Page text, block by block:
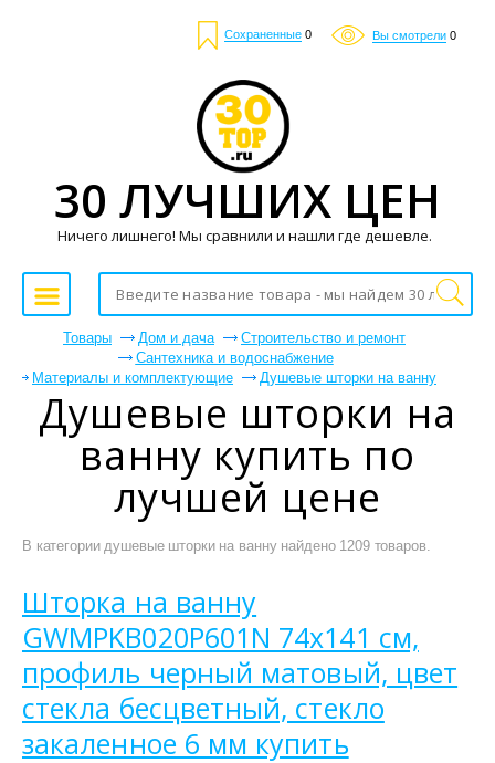
Сохраненные 0 Вы смотрели 0
Товары Дом и дача
Строительство и ремонт
Сантехника и водоснабжение
Материалы и комплектующие
Душевые шторки на ванну
Душевые шторки на
ванну купить по
лучшей цене
В категории душевые шторки на ванну найдено 1209 товаров.
Шторка на ванну
GWMPKB020P601N 74x141 см,
профиль черный матовый, цвет
стекла бесцветный, стекло
закаленное 6 мм купить
30 ЛУЧШИХ ЦЕН
Ничего лишнего! Мы сравнили и нашли где дешевле.